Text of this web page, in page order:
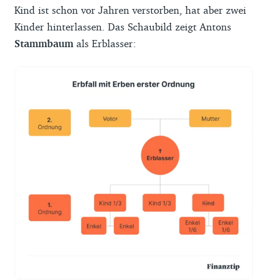
Kind ist schon vor Jahren verstorben, hat aber zwei
Kinder hinterlassen. Das Schaubild zeigt Antons
Stammbaum als Erblasser: